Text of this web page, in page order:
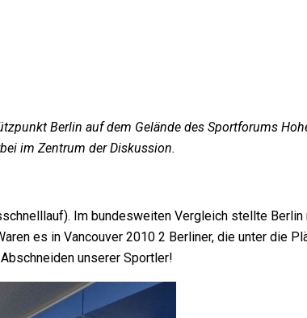
Berlin auf dem Gelände des Sportforums
im Zentrum der Diskussion.
Im bundesweiten Vergleich stellte Berlin
es in Vancouver 2010 2 Berliner, die unter die
unserer Sportler!